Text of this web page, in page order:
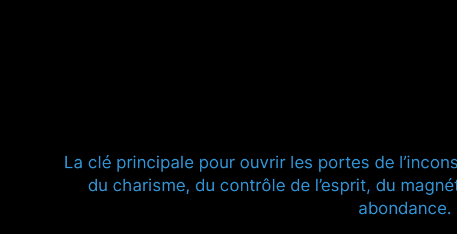
La clé principale pour ouvrir les portes de
du charisme, du contrôle de l’esprit, du
abondance.